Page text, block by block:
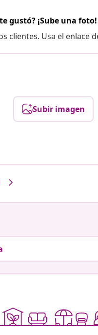
gustó? ¡Sube una foto!
clientes. Usa el enlace
Subir imagen